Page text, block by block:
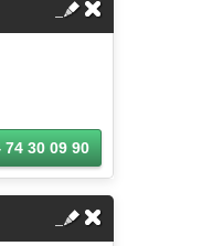
74 30 09 90